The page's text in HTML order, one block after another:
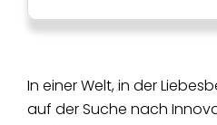
In einer Welt, in der
auf der Suche nach